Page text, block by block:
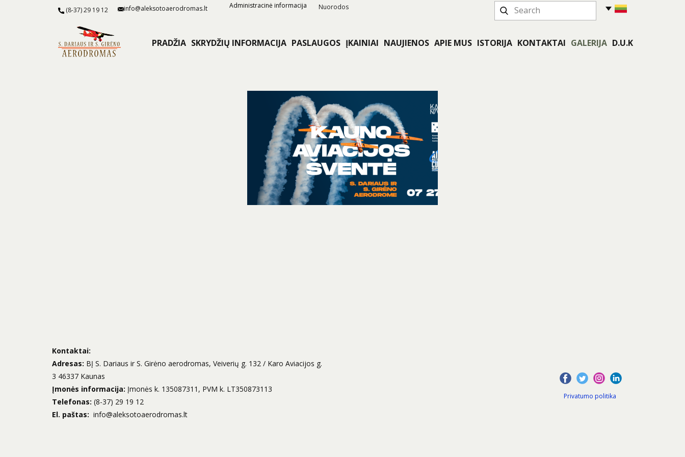
(8-37) 29 19 12 info@aleksotoaerodromas.lt Nuorodos
Administracinė informacija
PRADŽIA SKRYDŽIŲ INFORMACIJA PASLAUGOS ĮKAINIAI NAUJIENOS APIE MUS ISTORIJA KONTAKTAI GALERIJA D.U.K
Kontaktai:
Adresas: BĮ S. Dariaus ir S. Girėno aerodromas, Veiverių g. 132 / Karo Aviacijos g.
3 46337 Kaunas
Įmonės informacija: Įmonės k. 135087311, PVM k. LT350873113
Telefonas: (8-37) 29 19 12
El. paštas: info@aleksotoaerodromas.lt
Privatumo politika